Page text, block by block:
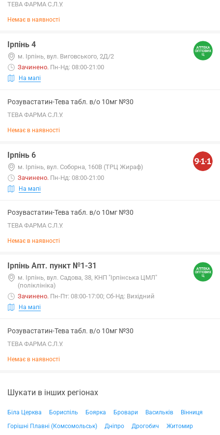
ТЕВА ФАРМА С.Л.У.
Немає в наявності
Ірпінь 4
м. Ірпінь, вул. Виговського, 2Д/2
Зачинено. Пн-Нд: 08:00-21:00
На мапі
Розувастатин-Тева табл. в/о 10мг №30
ТЕВА ФАРМА С.Л.У.
Немає в наявності
Ірпінь 6
м. Ірпінь, вул. Соборна, 160В (ТРЦ Жираф)
Зачинено. Пн-Нд: 08:00-21:00
На мапі
Розувастатин-Тева табл. в/о 10мг №30
ТЕВА ФАРМА С.Л.У.
Немає в наявності
Ірпінь Апт. пункт №1-31
м. Ірпінь, вул. Садова, 38, КНП "Ірпінська ЦМЛ"
(поліклініка)
Зачинено. Пн-Пт: 08:00-17:00; Сб-Нд: Вихідний
На мапі
Розувастатин-Тева табл. в/о 10мг №30
ТЕВА ФАРМА С.Л.У.
Немає в наявності
Шукати в інших регіонах
Біла Церква Бориспіль Боярка Бровари Васильків
Вінниця
Горішні Плавні (Комсомольськ)
Дніпро Дрогобич
Житомир